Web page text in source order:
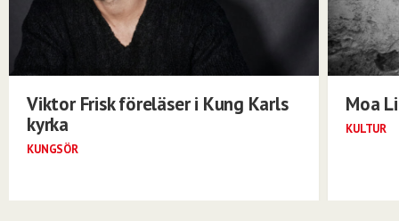
Viktor Frisk föreläser i Kung Karls
kyrka
KUNGSÖR
Moa
KULTUR